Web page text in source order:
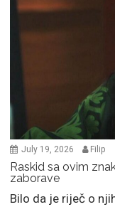
July 19, 2026 Filip
Raskid sa ovim
zaborave
Bilo da je riječ o